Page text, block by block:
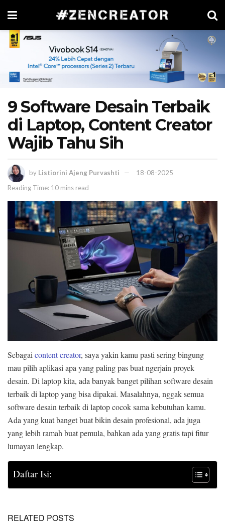
9 Software Desain Terbaik
di Laptop, Content Creator
Wajib Tahu Sih
by Listiorini Ajeng Purvashti
18-08-2025
Reading Time: 10 mins read
Sebagai content creator, saya yakin kamu pasti sering bingung
mau pilih aplikasi apa yang paling pas buat ngerjain proyek
desain. Di laptop kita, ada banyak banget pilihan software desain
terbaik di laptop yang bisa dipakai. Masalahnya, nggak semua
software desain terbaik di laptop cocok sama kebutuhan kamu.
Ada yang kuat banget buat bikin desain profesional, ada juga
yang lebih ramah buat pemula, bahkan ada yang gratis tapi fitur
lumayan lengkap.
Daftar Isi:
RELATED POSTS